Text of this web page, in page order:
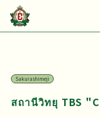
Sakurashimeji
สถานีวิทยุ TBS